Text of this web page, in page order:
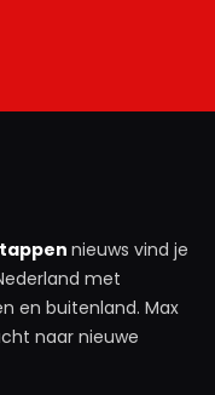
nieuws vind je
met
en buitenland. Max
naar nieuwe